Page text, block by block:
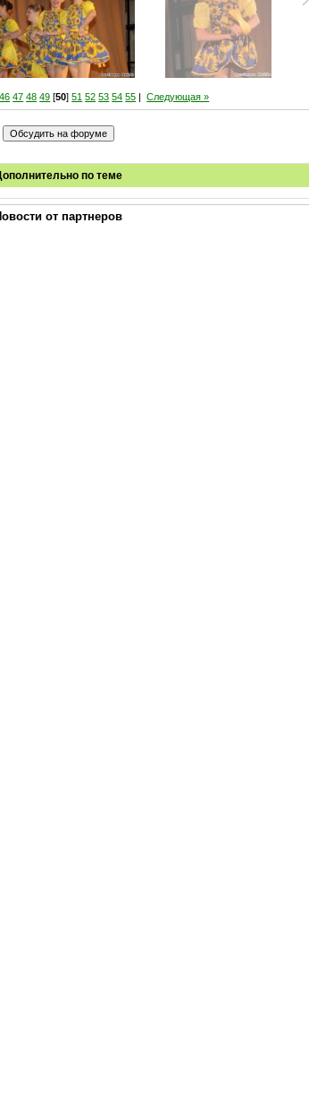
46 47 48 49 [50]51 52 53 54 55 |Следующая »
по теме
от партнеров